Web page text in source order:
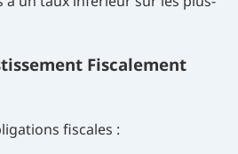
Fiscalement
fiscales :